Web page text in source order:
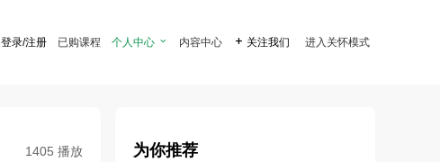
登录/注册 已购课程 个人中心  内容中心  关注我们 进入关怀模式
1405 播放 为你推荐